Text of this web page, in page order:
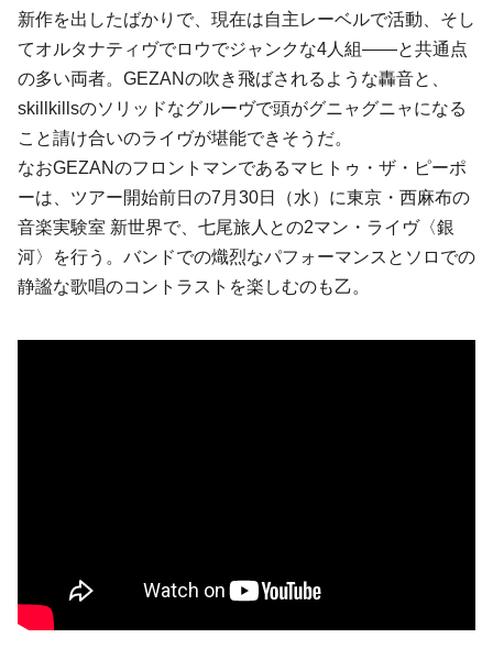
新作を出したばかりで、現在は自主レーベルで活動、そし
てオルタナティヴでロウでジャンク な4人組――と共通点
の多い両者。GEZANの吹き飛ばされるような轟音と、
skillkillsのソリッドなグルーヴで頭がグニャグニャになる
こと請け合いのライヴが堪能できそうだ。
なおGEZANのフロントマンであるマヒトゥ・ザ・ピーポ
ーは、ツアー開始前日の7月30日（水）に東京・西麻布の
音楽実験室 新世界で、 七尾旅人 との2マン・ライヴ〈銀
河〉を行う。バンドでの熾烈なパフォーマンスとソロでの
静謐な歌唱のコントラストを楽しむのも乙。